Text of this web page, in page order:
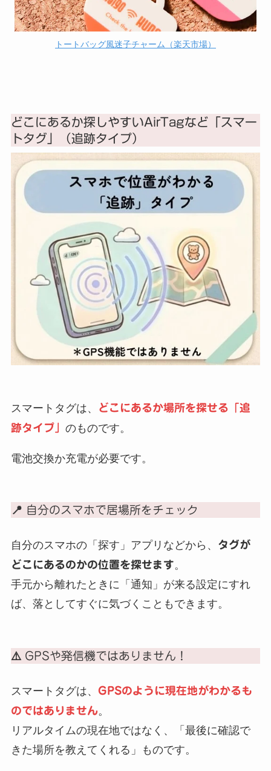
トートバッグ風迷子チャーム（楽天市場）
どこにあるか探しやすいAirTagなど「スマー
トタグ」（追跡タイプ）
スマートタグは、
どこにあるか場所を探せる「追
跡タイプ」 のものです。
電池交換か充電が必要です。
📍 自分のスマホで居場所をチェック
自分のスマホの「探す」アプリなどから、
タグが
どこにあるのかの位置を探せます。
手元から離れたときに「通知」が来る設定にすれ
ば、落としてすぐに気づくこともできます。
⚠️ GPSや発信機ではありません！
スマートタグは、 GPSのように現在地がわかるも
のではありません。
リアルタイムの現在地ではなく、「最後に確認で
きた場所を教えてくれる」ものです。